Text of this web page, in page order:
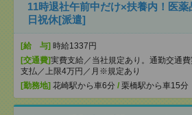
11時退社午前中だけ×扶養内！医
日祝休[派遣]
[給 与] 時給1337円
[交通費]実費支給／当社規定あり。通勤交通
支払／上限4万円／月※規定あり
[勤務地] 花崎駅から車6分 / 栗橋駅から車15分